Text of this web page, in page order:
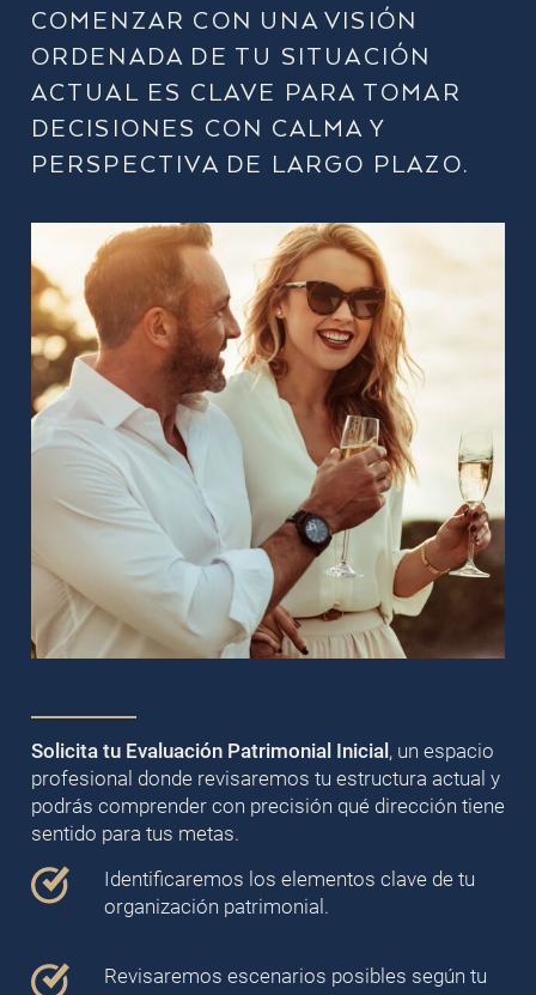
COMENZAR CON UNA VISIÓN
ORDENADA DE TU SITUACIÓN
ACTUAL ES CLAVE PARA TOMAR
DECISIONES CON CALMA Y
PERSPECTIVA DE LARGO PLAZO.
Solicita tu Evaluación Patrimonial Inicial , un espacio
profesional donde revisaremos tu estructura actual y
podrás comprender con precisión qué dirección tiene
sentido para tus metas.
Identificaremos los elementos clave de tu
organización patrimonial.
Revisaremos escenarios posibles según tu